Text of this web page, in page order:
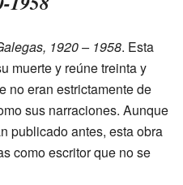
1920 – 1958. Esta
muerte y reúne treinta y
no eran estrictamente de
sus narraciones. Aunque
publicado antes, esta obra
como escritor que no se